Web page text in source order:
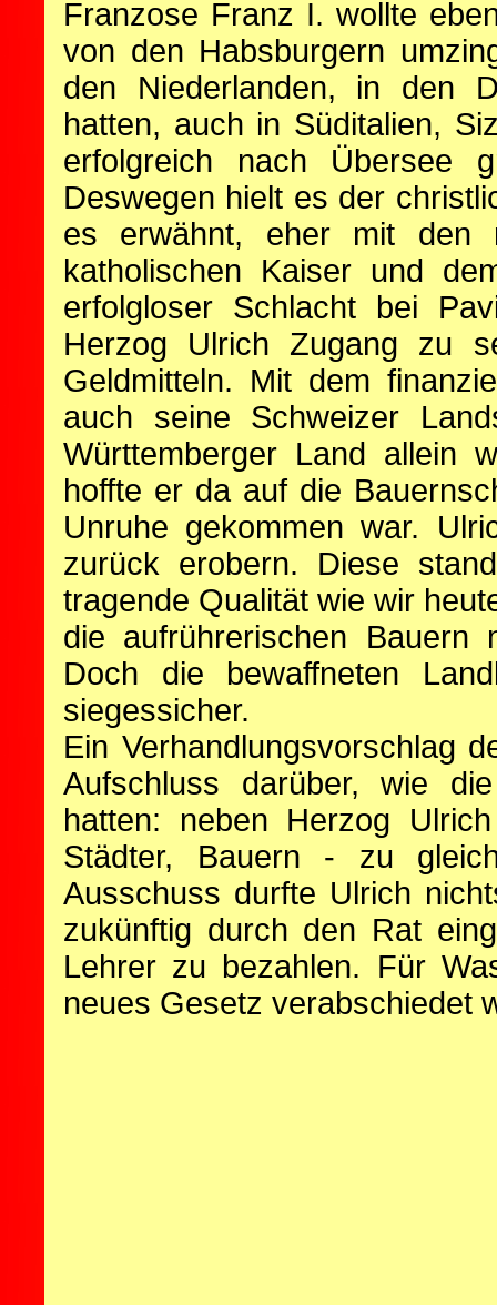
Franzose Franz I. wollte
von den Habsburgern
den Niederlanden, in den
hatten, auch in Süditalien,
erfolgreich nach Übersee
Deswegen hielt es der
es erwähnt, eher mit den
katholischen Kaiser und
erfolgloser Schlacht bei
Herzog Ulrich Zugang zu
Geldmitteln. Mit dem
auch seine Schweizer
Württemberger Land allein
hoffte er da auf die
Unruhe gekommen war.
zurück erobern. Diese
tragende Qualität wie wir
die aufrührerischen
Doch die bewaffneten
siegessicher.
Ein Verhandlungsvorschlag
Aufschluss darüber, wie
hatten: neben Herzog
Städter, Bauern - zu
Ausschuss durfte Ulrich
zukünftig durch den Rat
Lehrer zu bezahlen. Für
neues Gesetz verabschiedet